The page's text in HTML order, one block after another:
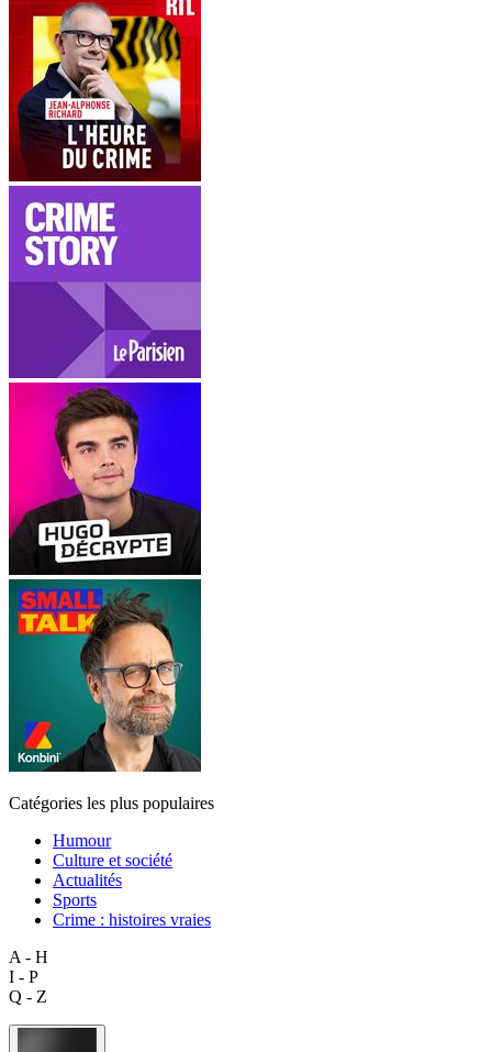
Catégories les plus populaires
Humour
Culture et société
Actualités
Sports
Crime : histoires vraies
A - H
I - P
Q - Z